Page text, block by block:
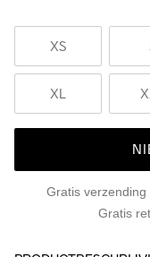
XS
XL
Gratis
Gratis